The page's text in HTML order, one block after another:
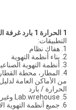
1 الحرارة 1 بارد غرفة الرقمية ترموستات 24V مع الخلفية الزرقاء
التطبيقات:
1. هفاك نظام
2. بناء أنظمة التهوية
3. أنظمة التهوية الصناعية
4. المطار، محطة
من الأماكن العامة
الحرارة / بارد
5. Lab.wrehouse وغيرها من الأماكن للكشف عن CO2 + تيمب. + ر٪
6. جميع أنظمة التهوية الأخرى